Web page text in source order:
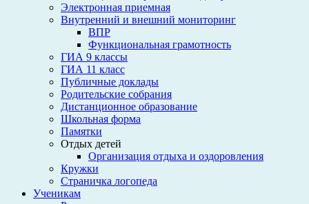
Электронная приемная
Внутренний и внешний мониторинг
ВПР
Функциональная грамотность
ГИА 9 классы
ГИА 11 класс
Публичные доклады
Родительские собрания
Дистанционное образование
Школьная форма
Памятки
Отдых детей
Организация отдыха и оздоровления
Кружки
Страничка логопеда
Ученикам